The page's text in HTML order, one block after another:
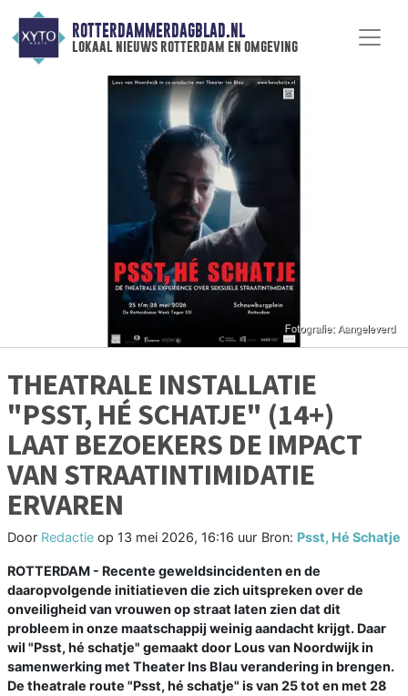
ROTTERDAMMERDAGBLAD.NL
lokaal nieuws rotterdam en omgeving
THEATRALE INSTALLATIE
"PSST, HÉ SCHATJE" (14+)
LAAT BEZOEKERS DE IMPACT
VAN STRAATINTIMIDATIE
ERVAREN
Door Redactie op 13 mei 2026, 16:16 uur Bron: Psst, Hé Schatje
ROTTERDAM - Recente geweldsincidenten en de
daaropvolgende initiatieven die zich uitspreken over de
onveiligheid van vrouwen op straat laten zien dat dit
probleem in onze maatschappij weinig aandacht krijgt. Daar
wil "Psst, hé schatje" gemaakt door Lous van Noordwijk in
samenwerking met Theater Ins Blau verandering in brengen.
De theatrale route "Psst, hé schatje" is van 25 tot en met 28